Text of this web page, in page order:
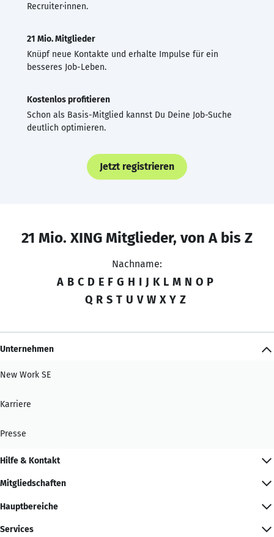
Recruiter·innen.
21 Mio. Mitglieder
Knüpf neue Kontakte und erhalte Impulse für ein
besseres Job-Leben.
Kostenlos profitieren
Schon als Basis-Mitglied kannst Du Deine Job-Suche
deutlich optimieren.
Jetzt registrieren
21 Mio. XING Mitglieder, von A bis Z
Nachname:
A B C D E F G H I J K L M N O P
Q R S T U V W X Y Z
Unternehmen
New Work SE
Karriere
Presse
Hilfe & Kontakt
Mitgliedschaften
Hauptbereiche
Services